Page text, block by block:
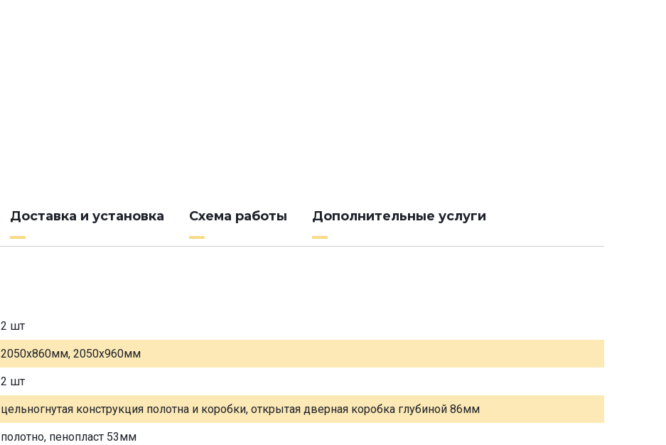
Доставка и установка Схема работы Дополнительные услуги
2 шт
2050х860мм, 2050х960мм
2 шт
цельногнутая конструкция полотна и коробки, открытая дверная коробка глубиной 86мм
полотно, пенопласт 53мм